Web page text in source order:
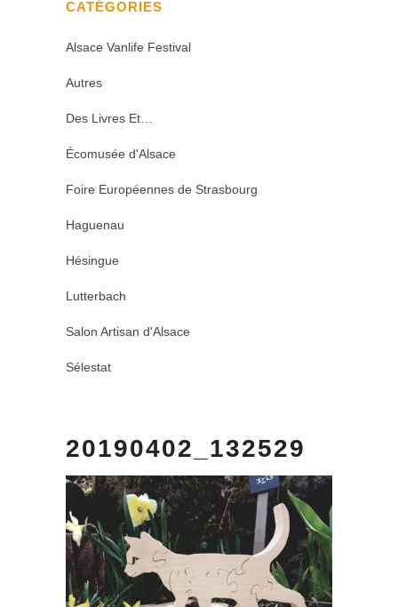
CATÉGORIES
Alsace Vanlife Festival
Autres
Des Livres Et…
Écomusée d'Alsace
Foire Européennes de Strasbourg
Haguenau
Hésingue
Lutterbach
Salon Artisan d'Alsace
Sélestat
20190402_132529